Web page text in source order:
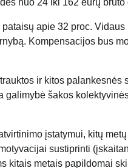
apie 32 proc.
Kompensacijos bus
ir kitos
galimybė šakos
įstatymui, kitų
sustiprinti
kitais metais papildomai